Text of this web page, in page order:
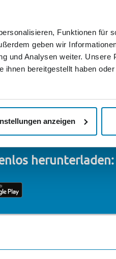
Funktionen für
geben wir
und Analysen weiter. Unsere
bereitgestellt haben
anzeigen
und
herunterladen: